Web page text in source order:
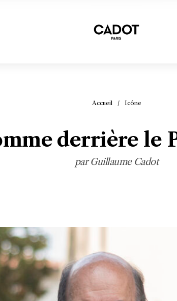
Accueil / Icône
derrière le